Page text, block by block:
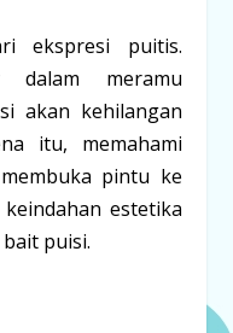
ekspresi puitis.
dalam meramu
akan kehilangan
itu, memahami
pintu ke
estetika
puisi.